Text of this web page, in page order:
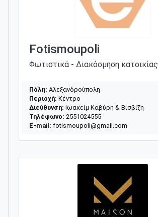
Fotismoupoli
Φωτιστικά - Διακόσμηση κατοικίας
Πόλη: Αλεξανδρούπολη
Περιοχή: Κέντρο
Διεύθυνση: Ιωακείμ Καβύρη & Βισβίζη
Τηλέφωνο: 2551024555
E-mail: fotismoupoli@gmail.com